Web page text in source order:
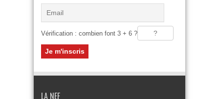
Vérification : combien font 3 + 6 ?
LA NEF